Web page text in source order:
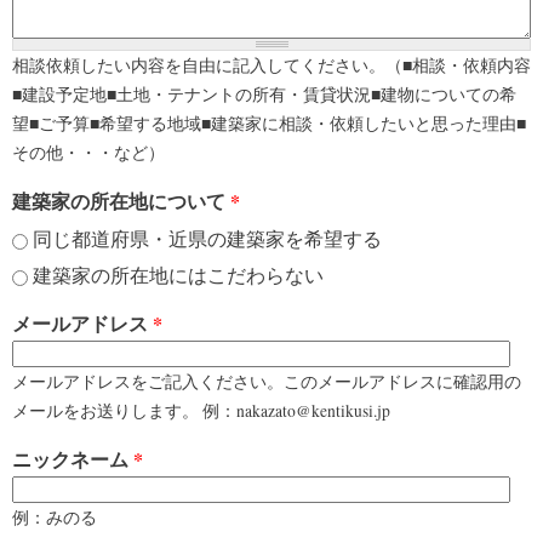
相談依頼したい内容を自由に記入してください。（■相談・依頼内容
■建設予定地■土地・テナントの所有・賃貸状況■建物についての希
望■ご予算■希望する地域■建築家に相談・依頼したいと思った理由■
その他・・・など）
建築家の所在地について *
同じ都道府県・近県の建築家を希望する
建築家の所在地にはこだわらない
メールアドレス *
メールアドレスをご記入ください。このメールアドレスに確認用の
メールをお送りします。 例：nakazato@kentikusi.jp
ニックネーム *
例：みのる